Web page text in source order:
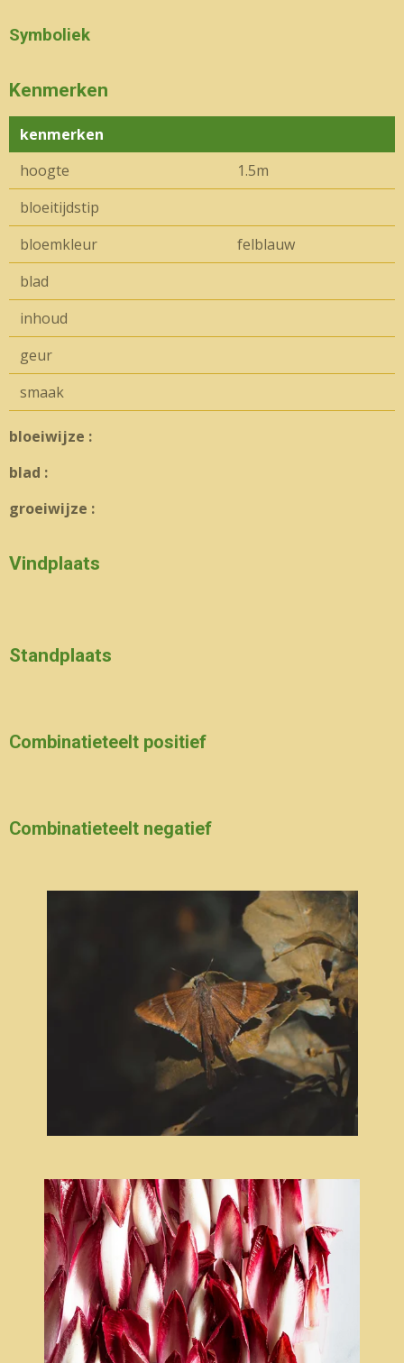
Symboliek
Kenmerken
kenmerken
hoogte
1.5m
bloeitijdstip
bloemkleur
felblauw
blad
inhoud
geur
smaak
bloeiwijze :
blad :
groeiwijze :
Vindplaats
Standplaats
Combinatieteelt positief
Combinatieteelt negatief